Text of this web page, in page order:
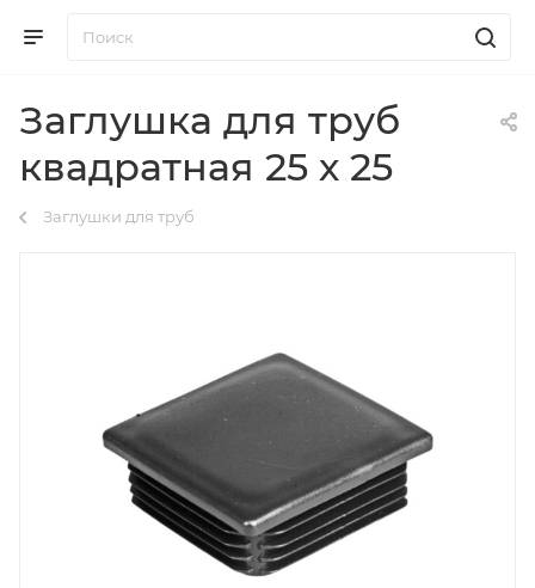
Заглушка для труб
квадратная 25 х 25
Заглушки для труб